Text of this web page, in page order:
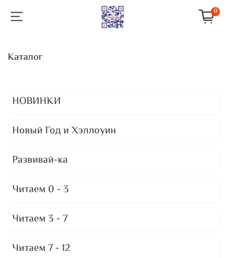
0
Каталог
НОВИНКИ
Новый Год и Хэллоуин
Развивай-ка
Читаем 0 - 3
Читаем 3 - 7
Читаем 7 - 12